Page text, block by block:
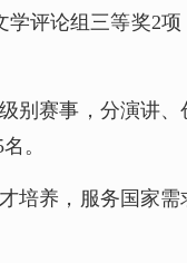
评论组三等奖2
别赛事，分演讲、
。
培养，服务国家需